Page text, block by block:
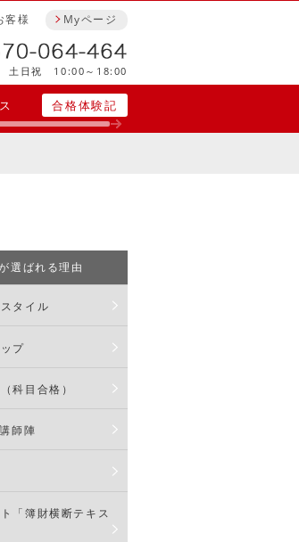
Myページ
客様
日祝 10:00～18:00
合格体験記
選ばれる理由
タイル
プ
科目合格）
師陣
「簿財横断テキス